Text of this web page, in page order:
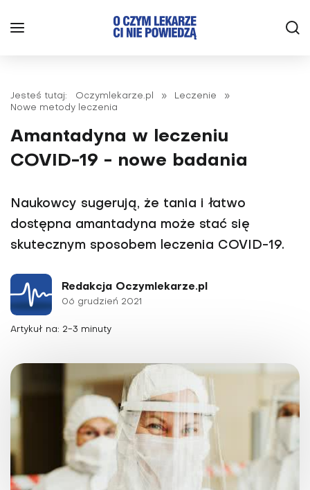
Jesteś tutaj: Oczymlekarze.pl » Leczenie
»
Nowe metody leczenia
Amantadyna w leczeniu
COVID-19 - nowe badania
Naukowcy sugerują, że tania i łatwo
dostępna amantadyna może stać się
skutecznym sposobem leczenia COVID-19.
Redakcja Oczymlekarze.pl
06 grudzień 2021
Artykuł na: 2-3 minuty